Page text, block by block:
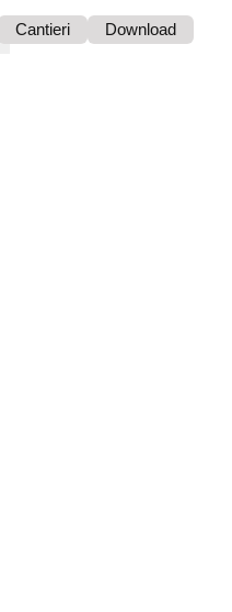
Cantieri Download